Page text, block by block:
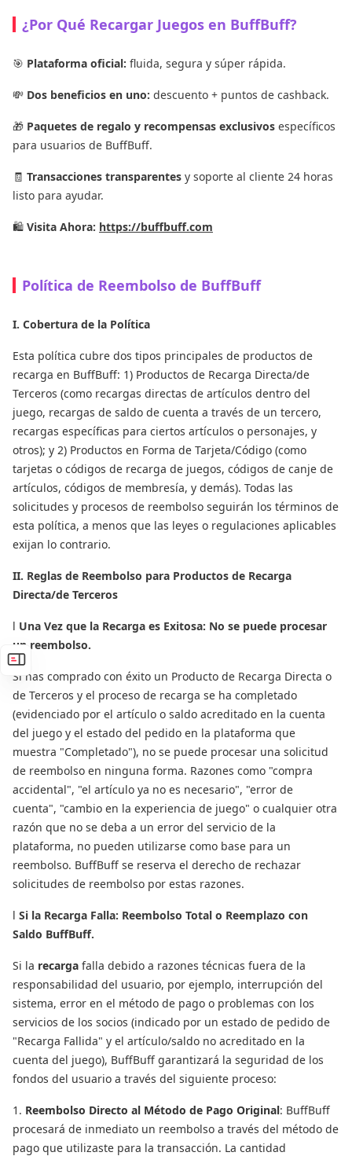
¿Por Qué Recargar Juegos en BuffBuff?
🎯 Plataforma oficial: fluida, segura y súper rápida.
💸 Dos beneficios en uno: descuento + puntos de cashback.
🎁 Paquetes de regalo y recompensas exclusivos específicos
para usuarios de BuffBuff.
🧾 Transacciones transparentes y soporte al cliente 24 horas
listo para ayudar.
🛍 Visita Ahora: https://buffbuff.com
Política de Reembolso de BuffBuff
I. Cobertura de la Política
Esta política cubre dos tipos principales de productos de
recarga en BuffBuff: 1) Productos de Recarga Directa/de
Terceros (como recargas directas de artículos dentro del
juego, recargas de saldo de cuenta a través de un tercero,
recargas específicas para ciertos artículos o personajes, y
otros); y 2) Productos en Forma de Tarjeta/Código (como
tarjetas o códigos de recarga de juegos, códigos de canje de
artículos, códigos de membresía, y demás). Todas las
solicitudes y procesos de reembolso seguirán los términos de
esta política, a menos que las leyes o regulaciones aplicables
exijan lo contrario.
II. Reglas de Reembolso para Productos de Recarga
Directa/de Terceros
l Una Vez que la Recarga es Exitosa: No se puede procesar
un reembolso.
Si has comprado con éxito un Producto de Recarga Directa o
de Terceros y el proceso de recarga se ha completado
(evidenciado por el artículo o saldo acreditado en la cuenta
del juego y el estado del pedido en la plataforma que
muestra "Completado"), no se puede procesar una solicitud
de reembolso en ninguna forma. Razones como "compra
accidental", "el artículo ya no es necesario", "error de
cuenta", "cambio en la experiencia de juego" o cualquier otra
razón que no se deba a un error del servicio de la
plataforma, no pueden utilizarse como base para un
reembolso. BuffBuff se reserva el derecho de rechazar
solicitudes de reembolso por estas razones.
l Si la Recarga Falla: Reembolso Total o Reemplazo con
Saldo BuffBuff.
Si la recarga falla debido a razones técnicas fuera de la
responsabilidad del usuario, por ejemplo, interrupción del
sistema, error en el método de pago o problemas con los
servicios de los socios (indicado por un estado de pedido de
"Recarga Fallida" y el artículo/saldo no acreditado en la
cuenta del juego), BuffBuff garantizará la seguridad de los
fondos del usuario a través del siguiente proceso:
1. Reembolso Directo al Método de Pago Original: BuffBuff
procesará de inmediato un reembolso a través del método de
pago que utilizaste para la transacción. La cantidad